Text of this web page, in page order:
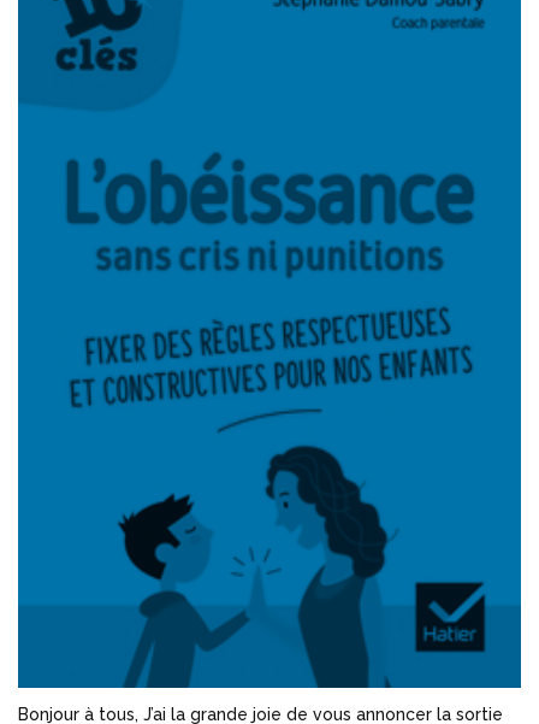
Bonjour à tous, J’ai la grande joie de vous annoncer la sortie